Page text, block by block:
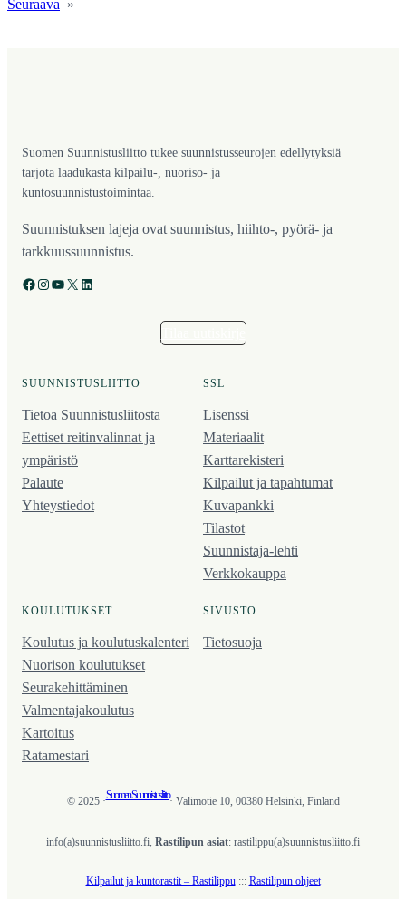
Seuraava »
Suomen Suunnistusliitto tukee suunnistusseurojen edellytyksiä
tarjota laadukasta kilpailu-, nuoriso- ja
kuntosuunnistustoimintaa.
Suunnistuksen lajeja ovat suunnistus, hiihto-, pyörä- ja
tarkkuussuunnistus.
Facebook Instagram YouTube X LinkedIn
SUUNNISTUSLIITTO
Tietoa Suunnistusliitosta
Eettiset reitinvalinnat ja
ympäristö
Palaute
Yhteystiedot
SSL
Lisenssi
Materiaalit
Karttarekisteri
Kilpailut ja tapahtumat
Kuvapankki
Tilastot
Suunnistaja-lehti
Verkkokauppa
KOULUTUKSET
Koulutus ja koulutus­kalenteri
Nuorison koulutukset
Seura­kehittäminen
Valmentaja­koulutus
Kartoitus
Ratamestari
SIVUSTO
Tietosuoja
© 2025 ·
Suomen Suunnistusliitto
· Valimotie 10, 00380 Helsinki, Finland
info(a)suunnistusliitto.fi, Rastilipun asiat: rastilippu(a)suunnistusliitto.fi
Kilpailut ja kuntorastit – Rastilippu::: Rastilipun ohjeet